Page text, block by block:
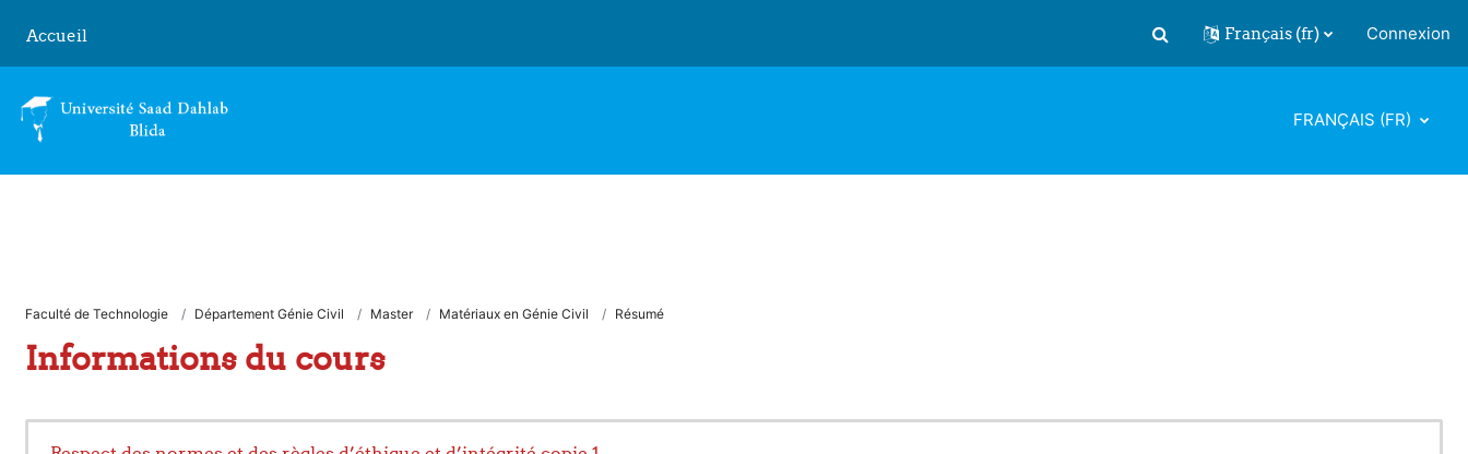
Accueil
Activer/désactiver la saisie de
Français ‎(fr)‎ Connexion
FRANÇAIS ‎(FR)‎
Faculté de Technologie Département Génie Civil Master Matériaux en Génie Civil Résumé
Informations du cours